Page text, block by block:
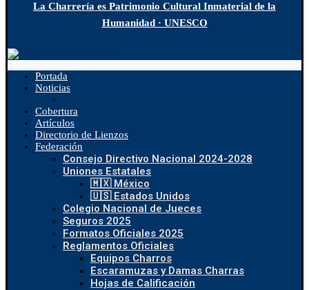
La Charrería es Patrimonio Cultural Inmaterial de la
Humanidad · UNESCO
Portada
Noticias
Cobertura
Artículos
Directorio de Lienzos
Federación
Consejo Directivo Nacional 2024-2028
Uniones Estatales
🇲🇽 México
🇺🇸 Estados Unidos
Colegio Nacional de Jueces
Seguros 2025
Formatos Oficiales 2025
Reglamentos Oficiales
Equipos Charros
Escaramuzas y Damas Charras
Hojas de Calificación